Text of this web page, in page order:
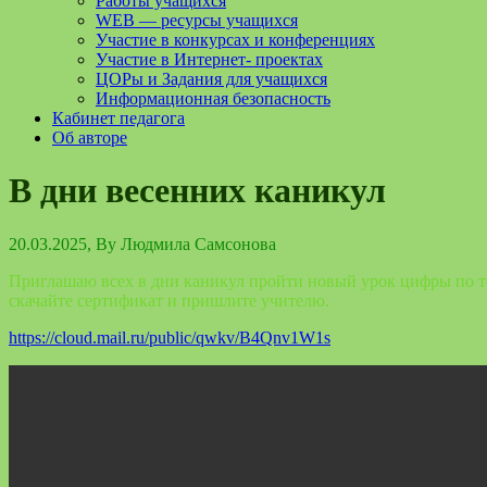
WEB — ресурсы учащихся
Участие в конкурсах и конференциях
Участие в Интернет- проектах
ЦОРы и Задания для учащихся
Информационная безопасность
Кабинет педагога
Об авторе
В дни весенних каникул
20.03.2025, By Людмила Самсонова
Приглашаю всех в дни каникул пройти новый урок цифры по
скачайте сертификат и пришлите учителю.
https://cloud.mail.ru/public/qwkv/B4Qnv1W1s